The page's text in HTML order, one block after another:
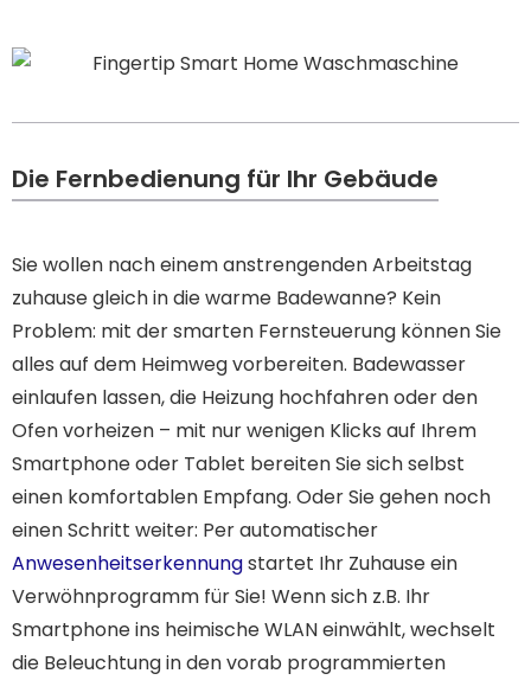
Die Fernbedienung für Ihr Gebäude
Sie wollen nach einem anstrengenden Arbeitstag
zuhause gleich in die warme Badewanne? Kein
Problem: mit der smarten Fernsteuerung können Sie
alles auf dem Heimweg vorbereiten. Badewasser
einlaufen lassen, die Heizung hochfahren oder den
Ofen vorheizen – mit nur wenigen Klicks auf Ihrem
Smartphone oder Tablet bereiten Sie sich selbst
einen komfortablen Empfang. Oder Sie gehen noch
einen Schritt weiter: Per automatischer
Anwesenheitserkennungstartet Ihr Zuhause ein
Verwöhnprogramm für Sie! Wenn sich z.B. Ihr
Smartphone ins heimische WLAN einwählt, wechselt
die Beleuchtung in den vorab programmierten